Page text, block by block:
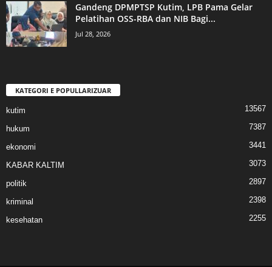
Gandeng DPMPTSP Kutim, LPB Pama Gelar
Pelatihan OSS-RBA dan NIB Bagi...
Jul 28, 2026
KATEGORI E POPULLARIZUAR
kutim 13567
hukum 7387
ekonomi 3441
KABAR KALTIM 3073
politik 2897
kriminal 2398
kesehatan 2255